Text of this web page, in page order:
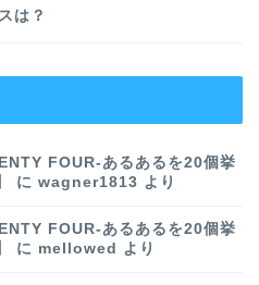
は？
FOUR-あるあるを20個挙
に wagner1813 より
FOUR-あるあるを20個挙
に mellowed より